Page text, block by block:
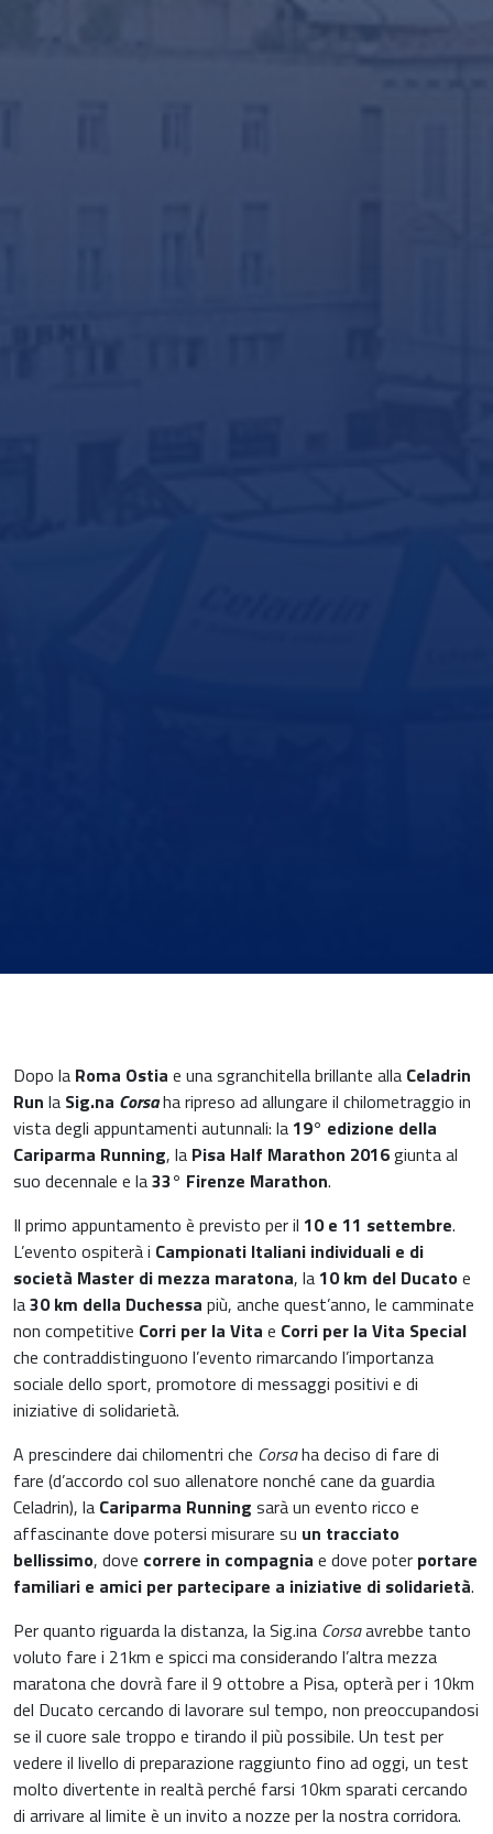
Medicina cardiovascolare
Chirurgia e Medicina Trasfusionale
Ematologia
Gastroenterologia
Ginecologia e Ostetricia
Medicina dello sport
Nefrologia
Oncologia
Medicina Interna, Geriatria e Reumatologia
Nutrizione e Metabolismo
Ortopedia e Traumatologia
Carenza di ferro
Infiammazioni
Materie prime
Minerali e vitamine
Muscoli e articolazioni
News & Eventi
Nutrizione sportiva
Prodotti oftalmici
Dopo la Roma Ostia e una sgranchitella brillante alla Celadrin
Run la Sig.na Corsaha ripreso ad allungare il chilometraggio in
vista degli appuntamenti autunnali: la19° edizione della
Cariparma Running, la Pisa Half Marathon 2016giunta al
suo decennale e la33° Firenze Marathon.
Il primo appuntamento è previsto per il 10 e 11 settembre.
L’evento ospiterà i Campionati Italiani individuali e di
società Master di mezza maratona, la10 km del Ducatoe
la30 km della Duchessa più, anche quest’anno, le camminate
non competitive Corri per la Vita e Corri per la Vita Special
che contraddistinguono l’evento rimarcando l’importanza
sociale dello sport, promotore di messaggi positivi e di
iniziative di solidarietà.
A prescindere dai chilomentri che Corsaha deciso di fare di
fare (d’accordo col suo allenatore nonché cane da guardia
Celadrin), la Cariparma Running sarà un evento ricco e
affascinante dove potersi misurare su un tracciato
bellissimo, dove correre in compagnia e dove poter portare
familiari e amici per partecipare a iniziative di solidarietà.
Per quanto riguarda la distanza, la Sig.ina Corsaavrebbe tanto
voluto fare i 21km e spicci ma considerando l’altra mezza
maratona che dovrà fare il 9 ottobre a Pisa, opterà per i 10km
del Ducato cercando di lavorare sul tempo, non preoccupandosi
se il cuore sale troppo e tirando il più possibile. Un test per
vedere il livello di preparazione raggiunto fino ad oggi, un test
molto divertente in realtà perché farsi 10km sparati cercando
di arrivare al limite è un invito a nozze per la nostra corridora.